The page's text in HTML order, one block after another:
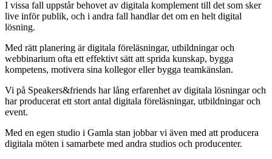
I vissa fall uppstår behovet av digitala komplement till det som sker
live inför publik, och i andra fall handlar det om en helt digital
lösning.
Med rätt planering är digitala föreläsningar, utbildningar och
webbinarium ofta ett effektivt sätt att sprida kunskap, bygga
kompetens, motivera sina kollegor eller bygga teamkänslan.
Vi på Speakers&friends har lång erfarenhet av digitala lösningar och
har producerat ett stort antal digitala föreläsningar, utbildningar och
event.
Med en egen studio i Gamla stan jobbar vi även med att producera
digitala möten i samarbete med andra studios och producenter.